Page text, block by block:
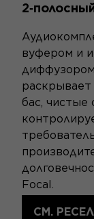
вуфером и
бас, чистые
Focal.
СМ.